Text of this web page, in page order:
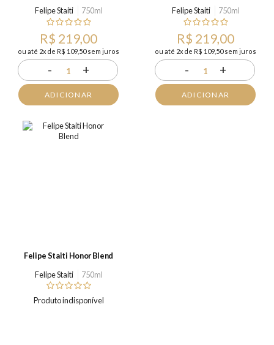
Felipe Staiti 750ml
R$ 219,00
ou até 2x de R$ 109,50 sem juros
- 1 +
ADICIONAR
Felipe Staiti 750ml
R$ 219,00
ou até 2x de R$ 109,50 sem juros
- 1 +
ADICIONAR
Felipe Staiti Honor Blend
Felipe Staiti
750ml
Produto indisponível